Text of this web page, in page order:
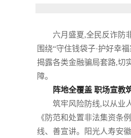
六月盛夏,全民反诈防
围绕“守住钱袋子·护好幸
揭露各类金融骗局套路,切
障。
阵地全覆盖 职场宣教
筑牢风险防线,以从业
《防范和处置非法集资条
线、善宣讲。阳光人寿安